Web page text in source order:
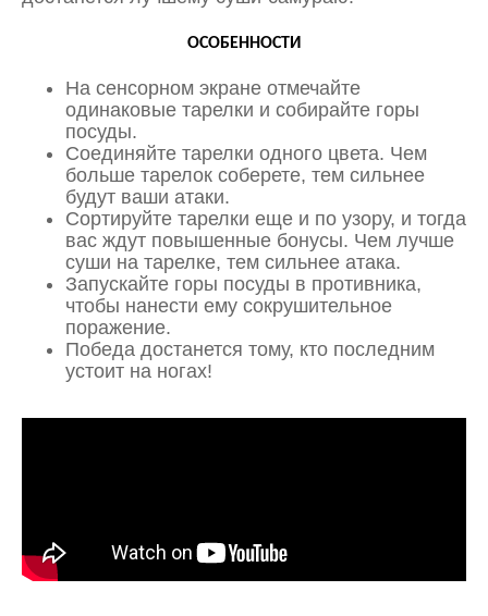
ОСОБЕННОСТИ
На сенсорном экране отмечайте
одинаковые тарелки и собирайте горы
посуды.
Соединяйте тарелки одного цвета. Чем
больше тарелок соберете, тем сильнее
будут ваши атаки.
Сортируйте тарелки еще и по узору, и тогда
вас ждут повышенные бонусы. Чем лучше
суши на тарелке, тем сильнее атака.
Запускайте горы посуды в противника,
чтобы нанести ему сокрушительное
поражение.
Победа достанется тому, кто последним
устоит на ногах!